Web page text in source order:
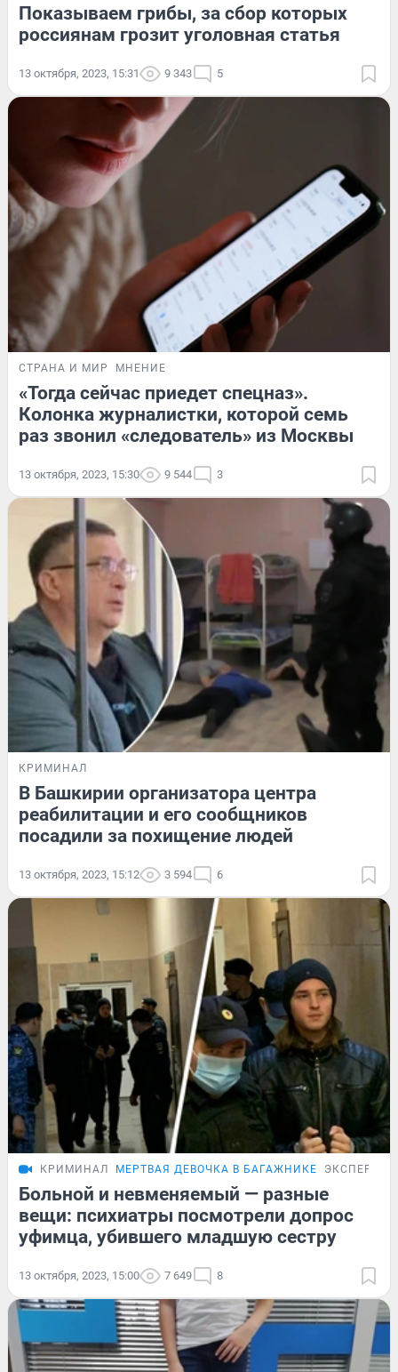
Показываем грибы, за сбор которых
россиянам грозит уголовная статья
13 октября, 2023, 15:31 9 343 5
СТРАНА И МИР МНЕНИЕ
«Тогда сейчас приедет спецназ».
Колонка журналистки, которой семь
раз звонил «следователь» из Москвы
13 октября, 2023, 15:30 9 544 3
КРИМИНАЛ
В Башкирии организатора центра
реабилитации и его сообщников
посадили за похищение людей
13 октября, 2023, 15:12 3 594 6
КРИМИНАЛ МЕРТВАЯ ДЕВОЧКА В БАГАЖНИКЕ ЭКСПЕРТ
Больной и невменяемый — разные
вещи: психиатры посмотрели допрос
уфимца, убившего младшую сестру
13 октября, 2023, 15:00 7 649 8